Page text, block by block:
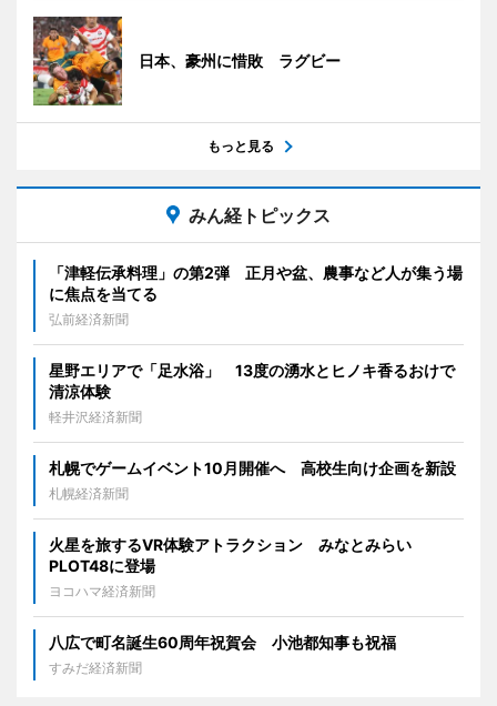
日本、豪州に惜敗 ラグビー
もっと見る
みん経トピックス
「津軽伝承料理」の第2弾 正月や盆、農事など人が集う場
に焦点を当てる
弘前経済新聞
星野エリアで「足水浴」 13度の湧水とヒノキ香るおけで
清涼体験
軽井沢経済新聞
札幌でゲームイベント10月開催へ 高校生向け企画を新設
札幌経済新聞
火星を旅するVR体験アトラクション みなとみらい
PLOT48に登場
ヨコハマ経済新聞
八広で町名誕生60周年祝賀会 小池都知事も祝福
すみだ経済新聞